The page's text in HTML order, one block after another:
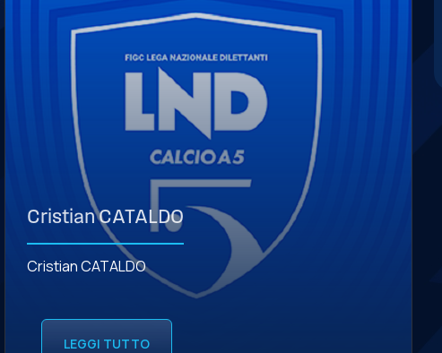
Cristian CATALDO
Cristian CATALDO
LEGGI TUTTO